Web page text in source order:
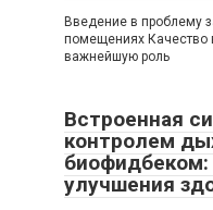
Введение в проблему
помещениях Качество
важнейшую роль
Встроенная
контролем
биофидбеком:
улучшения